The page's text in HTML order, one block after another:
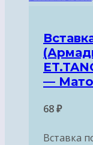
—
68₽
Вставка